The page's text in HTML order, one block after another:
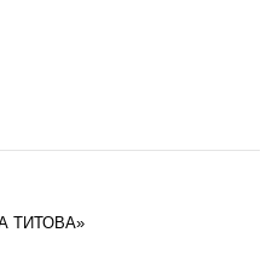
ТИТОВА»